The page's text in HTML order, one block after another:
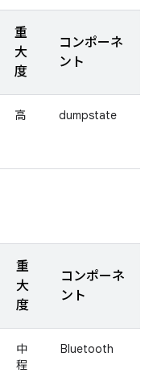
重
大
度
コンポーネ
ント
高 dumpstate
重
大
度
コンポーネ
ント
中
程
Bluetooth